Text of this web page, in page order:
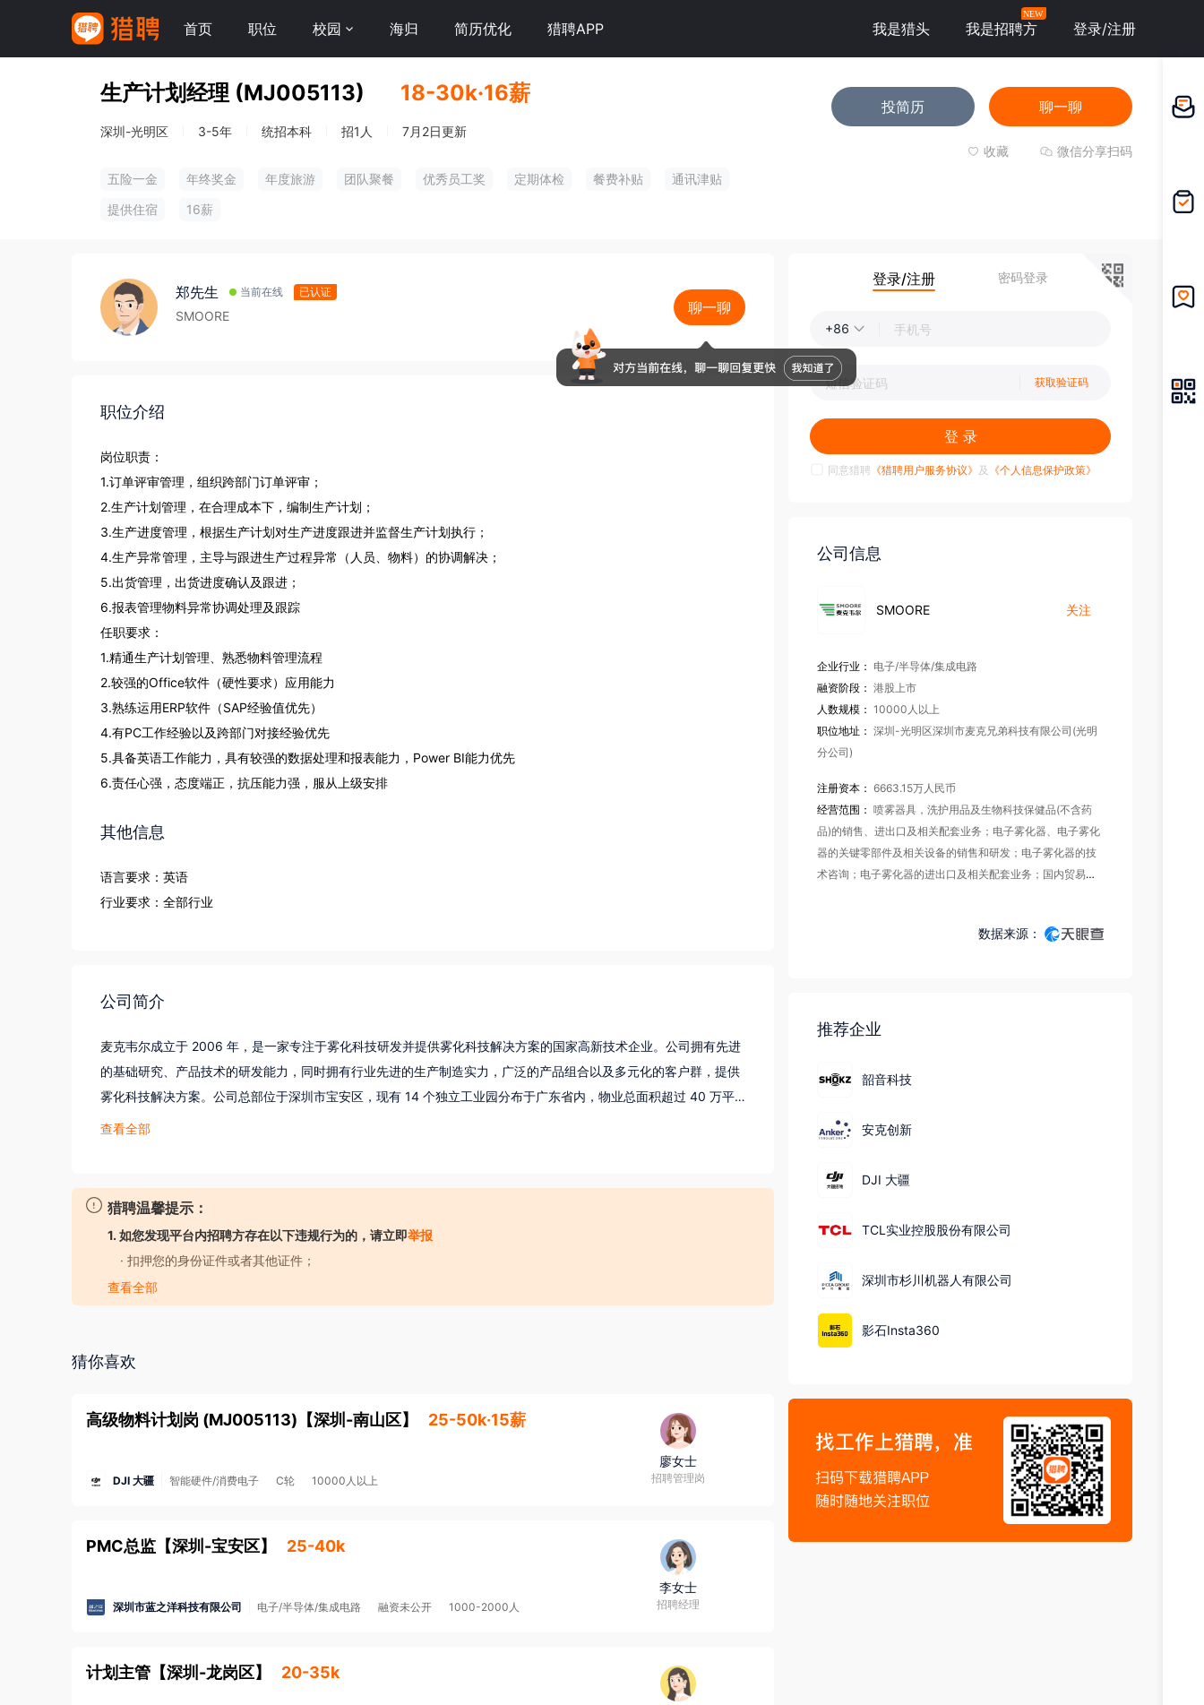
首页 职位 校园 海归 简历优化 猎聘APP 我是猎头 我是招聘方
NEW
登录/注册
生产计划经理 (MJ005113) 18-30k·16薪
深圳-光明区 3-5年 统招本科 招1人 7月2日更新
投简历 聊一聊
收藏
微信分享扫码
五险一金
年终奖金 年度旅游 团队聚餐 优秀员工奖 定期体检 餐费补贴
通讯津贴
提供住宿
16薪
郑先生 当前在线 已认证
SMOORE 聊一聊
职位介绍
岗位职责：
1.订单评审管理，组织跨部门订单评审；
2.生产计划管理，在合理成本下，编制生产计划；
3.生产进度管理，根据生产计划对生产进度跟进并监督生产计划执行；
4.生产异常管理，主导与跟进生产过程异常（人员、物料）的协调解决；
5.出货管理，出货进度确认及跟进；
6.报表管理物料异常协调处理及跟踪
任职要求：
1.精通生产计划管理、熟悉物料管理流程
2.较强的Office软件（硬性要求）应用能力
3.熟练运用ERP软件（SAP经验值优先）
4.有PC工作经验以及跨部门对接经验优先
5.具备英语工作能力，具有较强的数据处理和报表能力，Power BI能力优先
6.责任心强，态度端正，抗压能力强，服从上级安排
其他信息
语言要求：英语
行业要求：全部行业
公司简介
麦克韦尔成立于 2006 年，是一家专注于雾化科技研发并提供雾化科技解决方案的国家高新技术企业。公司拥有先进
的基础研究、产品技术的研发能力，同时拥有行业先进的生产制造实力，广泛的产品组合以及多元化的客户群，提供
雾化科技解决方案。公司总部位于深圳市宝安区，现有 14 个独立工业园分布于广东省内，物业总面积超过 40 万平
方米，员工近 20000 人。2020 年 7 月麦克韦尔全资控股的思摩尔国际在香港上市，股票代码 06969.HK，市值约
【技术实力】
麦克韦尔非常重视技术创新和研发，目前已在全球范围内建立了 3 所基础研究院，并与国内外知名高校和研究院所开
展技术合作，积极引进外国专家、海外留学人员及高端专业人才，不断完善和壮大高端人才队伍培养。公司目前拥有
的检测和校准实验室认可。
已获得国内外授权的专利达 700 余件，陶瓷发热体雾化技术于 2019 年荣获第 21 届中国专利优秀奖，这是在知识产
【员工生活】
【培训体系】
我们为员工提供丰富完善的培训体系，配备专业导师。大学生特训营会帮助您快速适应职场，为期 2 年的大学生跟踪
培养计划助您快速成长进步。另外，日常通用类技能培训、专业类知识培训、管理技能培训、领导力培训、高端外派
我们为您提供专业类和管理类 2 种职业发展通道，我们将会根据人才盘点结果及您个人的兴趣和能力为您提供专业化
查看全部
猎聘温馨提示：
1. 如您发现平台内招聘方存在以下违规行为的，请立即举报
· 扣押您的身份证件或者其他证件；
· 要求您提供担保人、担保金或者以其他名义向您收取财物（ 如培训费、体检费、资料费、置装费、押金等）；
· 强迫您入股或者向您集资；
· 发布虚假招聘广告信息；
2. 如您应聘的岗位属于涉外劳务合作/海外岗位的，请务必核实招聘方对外劳务合作资质取得情况，同时注意自身资
查看全部
猜你喜欢
高级物料计划岗 (MJ005113) 【深圳-南山区】 25-50k·15薪
DJI 大疆 智能硬件/消费电子 C轮 10000人以上
廖女士
招聘管理岗
PMC总监 【深圳-宝安区】 25-40k
深圳市蓝之洋科技有限公司 电子/半导体/集成电路 融资未公开 1000-2000人
李女士
招聘经理
计划主管 【深圳-龙岗区】 20-35k
登录/注册 密码登录
+86
获取验证码
登 录
同意猎聘 《猎聘用户服务协议》 及 《个人信息保护政策》
公司信息
SMOORE 关注
企业行业： 电子/半导体/集成电路
融资阶段： 港股上市
人数规模： 10000人以上
职位地址： 深圳-光明区深圳市麦克兄弟科技有限公司(光明
分公司)
注册资本： 6663.15万人民币
经营范围： 喷雾器具，洗护用品及生物科技保健品(不含药
品)的销售、进出口及相关配套业务；电子雾化器、电子雾化
器的关键零部件及相关设备的销售和研发；电子雾化器的技
术咨询；电子雾化器的进出口及相关配套业务；国内贸易及
投资准入特别管理措施项目，限制的项目须取得许可后方可
辅件销售；其他电子器件制造；五金产品制造；机械电气设
租赁。（除依法须经批准的项目外，凭营业执照依法自主开
设备的生产。（不涉及外商投资准入特别管理措施）；电子
口。（依法须经批准的项目，经相关部门批准后方可开展经
数据来源：
推荐企业
韶音科技
安克创新
DJI 大疆
TCL实业控股股份有限公司
深圳市杉川机器人有限公司
影石Insta360